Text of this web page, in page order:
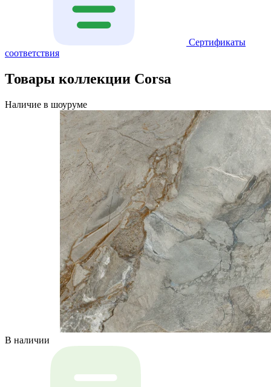
Сертификаты
соответствия
Товары коллекции Corsa
Наличие в шоуруме
В наличии